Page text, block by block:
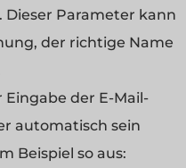
Dieser Parameter kann
der richtige Name
der E-Mail-
automatisch sein
Beispiel so aus: